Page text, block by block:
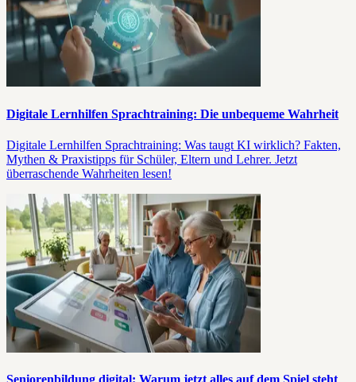
Digitale Lernhilfen Sprachtraining: Die unbequeme Wahrheit
Digitale Lernhilfen Sprachtraining: Was taugt KI wirklich? Fakten,
Mythen & Praxistipps für Schüler, Eltern und Lehrer. Jetzt
überraschende Wahrheiten lesen!